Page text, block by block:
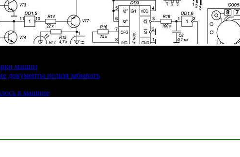
машин
документы нельзя забывать
в машине